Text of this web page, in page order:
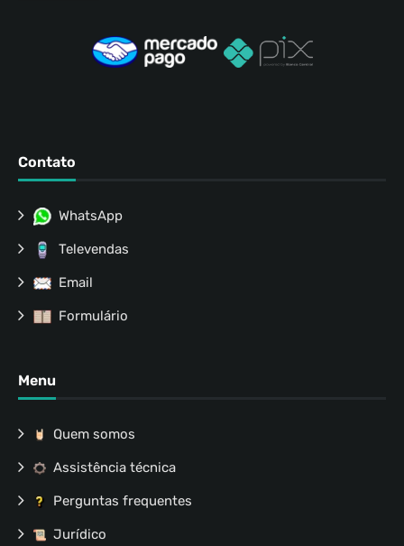
Contato
WhatsApp
Televendas
Email
Formulário
Menu
Quem somos
Assistência técnica
Perguntas frequentes
Jurídico